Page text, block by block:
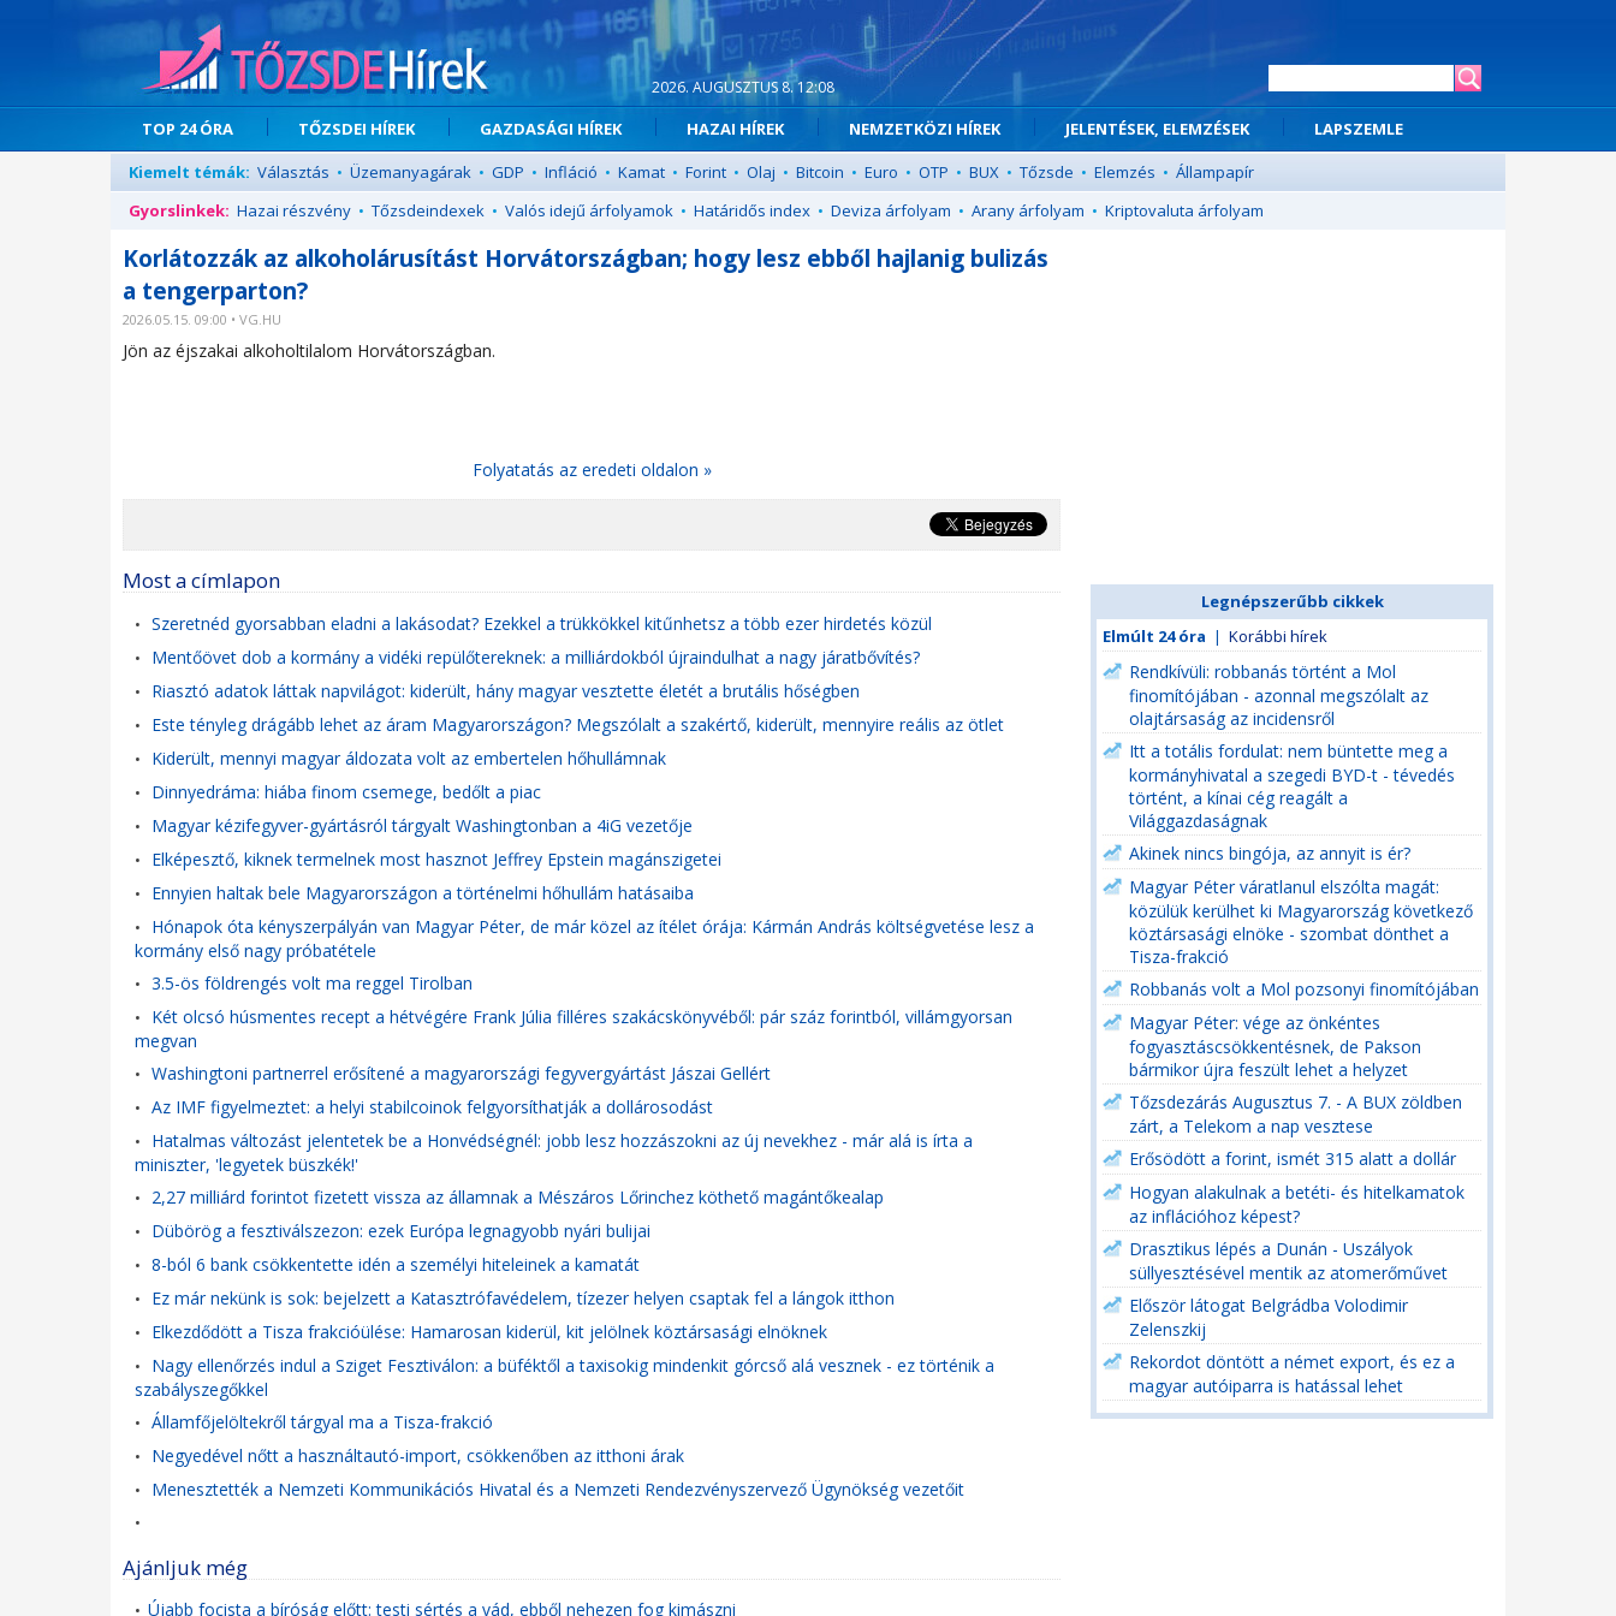
2026. AUGUSZTUS 8. 12:08
TOP 24 ÓRA TŐZSDEI HÍREK GAZDASÁGI HÍREK HAZAI HÍREK NEMZETKÖZI HÍREK JELENTÉSEK, ELEMZÉSEK
LAPSZEMLE
Kiemelt témák: Választás • Üzemanyagárak • GDP • Infláció • Kamat • Forint • Olaj • Bitcoin • Euro • OTP • BUX • Tőzsde • Elemzés • Állampapír
Gyorslinkek: Hazai részvény • Tőzsdeindexek • Valós idejű árfolyamok • Határidős index • Deviza árfolyam • Arany árfolyam • Kriptovaluta árfolyam
Korlátozzák az alkoholárusítást Horvátországban; hogy lesz ebből hajlanig bulizás
a tengerparton?
2026.05.15. 09:00 • VG.HU
Jön az éjszakai alkoholtilalom Horvátországban.
Folyatatás az eredeti oldalon »
Most a címlapon
• Szeretnéd gyorsabban eladni a lakásodat? Ezekkel a trükkökkel kitűnhetsz a több ezer hirdetés közül
• Mentőövet dob a kormány a vidéki repülőtereknek: a milliárdokból újraindulhat a nagy járatbővítés?
• Riasztó adatok láttak napvilágot: kiderült, hány magyar vesztette életét a brutális hőségben
• Este tényleg drágább lehet az áram Magyarországon? Megszólalt a szakértő, kiderült, mennyire reális az ötlet
• Kiderült, mennyi magyar áldozata volt az embertelen hőhullámnak
• Dinnyedráma: hiába finom csemege, bedőlt a piac
• Magyar kézifegyver-gyártásról tárgyalt Washingtonban a 4iG vezetője
• Elképesztő, kiknek termelnek most hasznot Jeffrey Epstein magánszigetei
• Ennyien haltak bele Magyarországon a történelmi hőhullám hatásaiba
• Hónapok óta kényszerpályán van Magyar Péter, de már közel az ítélet órája: Kármán András költségvetése lesz a
kormány első nagy próbatétele
• 3.5-ös földrengés volt ma reggel Tirolban
• Két olcsó húsmentes recept a hétvégére Frank Júlia filléres szakácskönyvéből: pár száz forintból, villámgyorsan
megvan
• Washingtoni partnerrel erősítené a magyarországi fegyvergyártást Jászai Gellért
• Az IMF figyelmeztet: a helyi stabilcoinok felgyorsíthatják a dollárosodást
• Hatalmas változást jelentetek be a Honvédségnél: jobb lesz hozzászokni az új nevekhez - már alá is írta a
miniszter, 'legyetek büszkék!'
• 2,27 milliárd forintot fizetett vissza az államnak a Mészáros Lőrinchez köthető magántőkealap
• Dübörög a fesztiválszezon: ezek Európa legnagyobb nyári bulijai
• 8-ból 6 bank csökkentette idén a személyi hiteleinek a kamatát
• Ez már nekünk is sok: bejelzett a Katasztrófavédelem, tízezer helyen csaptak fel a lángok itthon
• Elkezdődött a Tisza frakcióülése: Hamarosan kiderül, kit jelölnek köztársasági elnöknek
• Nagy ellenőrzés indul a Sziget Fesztiválon: a büféktől a taxisokig mindenkit górcső alá vesznek - ez történik a
szabályszegőkkel
• Államfőjelöltekről tárgyal ma a Tisza-frakció
• Negyedével nőtt a használtautó-import, csökkenőben az itthoni árak
• Menesztették a Nemzeti Kommunikációs Hivatal és a Nemzeti Rendezvényszervező Ügynökség vezetőit
•
Ajánljuk még
• Újabb focista a bíróság előtt: testi sértés a vád, ebből nehezen fog kimászni
Legnépszerűbb cikkek
Elmúlt 24 óra | Korábbi hírek
Rendkívüli: robbanás történt a Mol
finomítójában - azonnal megszólalt az
olajtársaság az incidensről
Itt a totális fordulat: nem büntette meg a
kormányhivatal a szegedi BYD-t - tévedés
történt, a kínai cég reagált a
Világgazdaságnak
Akinek nincs bingója, az annyit is ér?
Magyar Péter váratlanul elszólta magát:
közülük kerülhet ki Magyarország következő
köztársasági elnöke - szombat dönthet a
Tisza-frakció
Robbanás volt a Mol pozsonyi finomítójában
Magyar Péter: vége az önkéntes
fogyasztáscsökkentésnek, de Pakson
bármikor újra feszült lehet a helyzet
Tőzsdezárás Augusztus 7. - A BUX zöldben
zárt, a Telekom a nap vesztese
Erősödött a forint, ismét 315 alatt a dollár
Hogyan alakulnak a betéti- és hitelkamatok
az inflációhoz képest?
Drasztikus lépés a Dunán - Uszályok
süllyesztésével mentik az atomerőművet
Először látogat Belgrádba Volodimir
Zelenszkij
Rekordot döntött a német export, és ez a
magyar autóiparra is hatással lehet